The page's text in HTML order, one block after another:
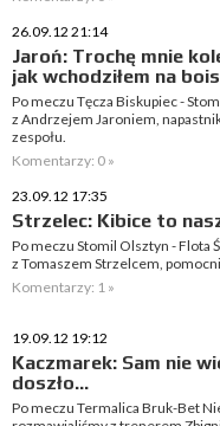
26.09.12 21:14
Jaroń: Trochę mnie
jak wchodziłem na
Po meczu Tęcza Biskupiec -
z Andrzejem Jaroniem,
zespołu.
Komentarzy: 0 »
23.09.12 17:35
Strzelec: Kibice to
Po meczu Stomil Olsztyn - Flota
z Tomaszem Strzelcem,
Komentarzy: 1 »
19.09.12 19:12
Kaczmarek: Sam nie
doszło...
Po meczu Termalica Bruk-Bet